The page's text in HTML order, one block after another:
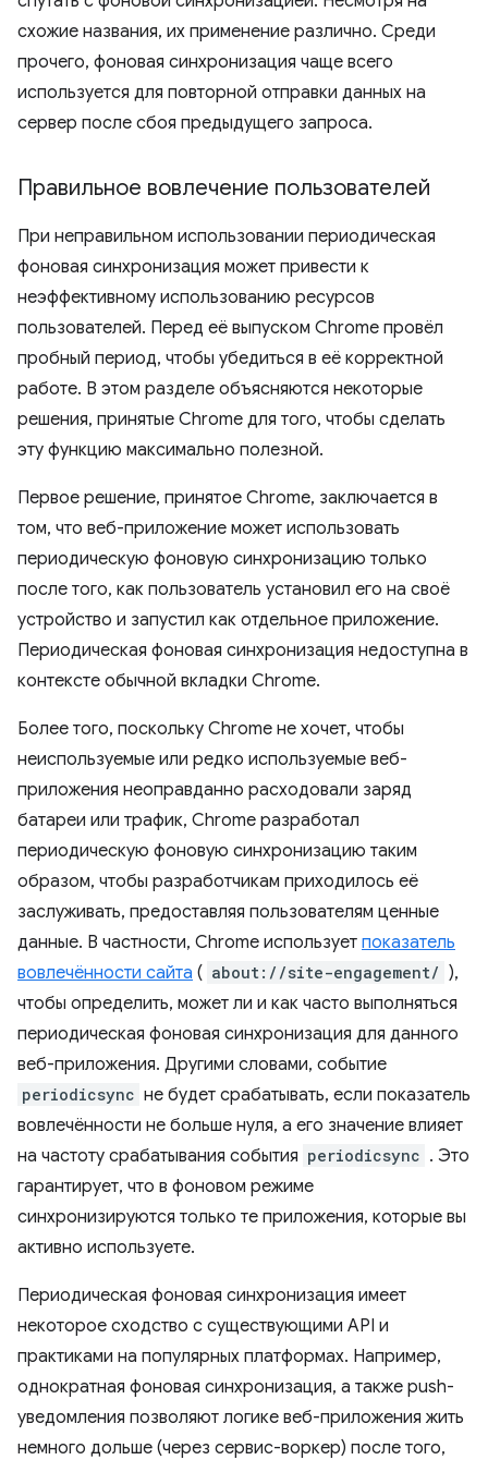
схожие названия, их применение различно. Среди
прочего, фоновая синхронизация чаще всего
используется для повторной отправки данных на
сервер после сбоя предыдущего запроса.
Правильное вовлечение пользователей
При неправильном использовании периодическая
фоновая синхронизация может привести к
неэффективному использованию ресурсов
пользователей. Перед её выпуском Chrome провёл
пробный период, чтобы убедиться в её корректной
работе. В этом разделе объясняются некоторые
решения, принятые Chrome для того, чтобы сделать
эту функцию максимально полезной.
Первое решение, принятое Chrome, заключается в
том, что веб-приложение может использовать
периодическую фоновую синхронизацию только
после того, как пользователь установил его на своё
устройство и запустил как отдельное приложение.
Периодическая фоновая синхронизация недоступна в
контексте обычной вкладки Chrome.
Более того, поскольку Chrome не хочет, чтобы
неиспользуемые или редко используемые веб-
приложения неоправданно расходовали заряд
батареи или трафик, Chrome разработал
периодическую фоновую синхронизацию таким
образом, чтобы разработчикам приходилось её
заслуживать, предоставляя пользователям ценные
данные. В частности, Chrome использует показатель
вовлечённости сайта ( about://site-engagement/ ),
чтобы определить, может ли и как часто выполняться
периодическая фоновая синхронизация для данного
веб-приложения. Другими словами, событие
periodicsync не будет срабатывать, если показатель
вовлечённости не больше нуля, а его значение влияет
на частоту срабатывания события periodicsync . Это
гарантирует, что в фоновом режиме
синхронизируются только те приложения, которые вы
активно используете.
Периодическая фоновая синхронизация имеет
некоторое сходство с существующими API и
практиками на популярных платформах. Например,
однократная фоновая синхронизация, а также push-
уведомления позволяют логике веб-приложения жить
немного дольше (через сервис-воркер) после того,